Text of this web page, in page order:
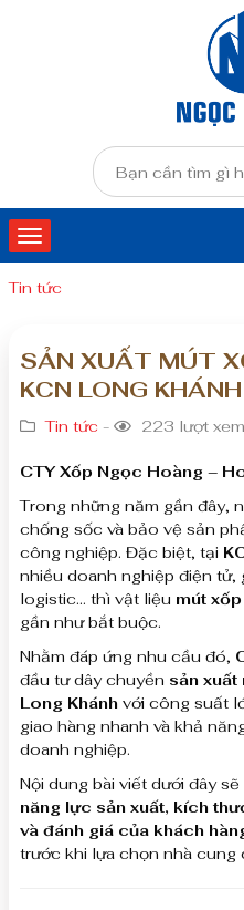
Tin tức
SẢN XUẤT MÚT
KCN LONG KHÁNH
Tin tức - 223 lượt
CTY Xốp Ngọc Hoàng –
Trong những năm gần đây,
chống sốc và bảo vệ sản
công nghiệp. Đặc biệt, tại
nhiều doanh nghiệp điện tử,
logistic… thì vật liệu mút
gần như bắt buộc.
Nhằm đáp ứng nhu cầu đó,
đầu tư dây chuyền sản xuất
Long Khánh với công suất
giao hàng nhanh và khả
doanh nghiệp.
Nội dung bài viết dưới đây
năng lực sản xuất, kích
và đánh giá của khách
trước khi lựa chọn nhà cung